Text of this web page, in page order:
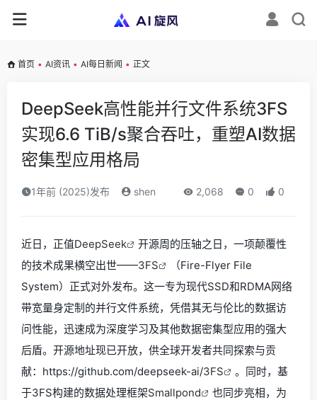
首页 • AI资讯 • AI每日新闻 • 正文
DeepSeek高性能并行文件系统3FS
实现6.6 TiB/s聚合吞吐，重塑AI数据
密集型应用格局
1年前 (2025)发布 shen 2,068 0 0
近日，正值DeepSeek
开源周的压轴之日，一项颠覆性
的技术成果横空出世——3FS
（Fire-Flyer File
System）正式对外发布。这一专为现代SSD和RDMA网络
带宽量身定制的并行文件系统，凭借其无与伦比的数据访
问性能，迅速成为深度学习及其他数据密集型应用的强大
后盾。开源地址现已开放，供全球开发者共同探索与贡
献：https://github.com/deepseek-ai/3FS
。同时，基
于3FS构建的数据处理框架Smallpond
也同步亮相，为